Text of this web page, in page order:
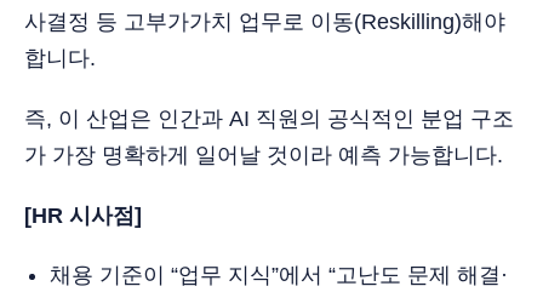
사결정 등 고부가가치 업무로 이동(Reskilling)해야
합니다.
즉, 이 산업은 인간과 AI 직원의 공식적인 분업 구조
가 가장 명확하게 일어날 것이라 예측 가능합니다.
[HR 시사점]
채용 기준이 “업무 지식”에서 “고난도 문제 해결·